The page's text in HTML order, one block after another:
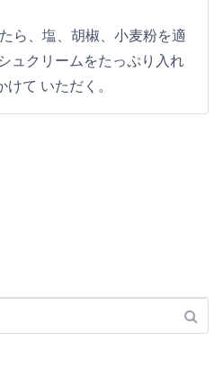
ら、塩、胡椒、小麦粉を適
ュクリームをたっぷり入れ
て いただく。